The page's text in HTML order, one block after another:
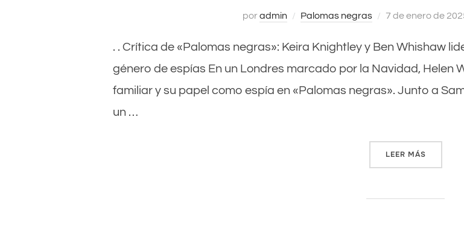
poradmin Palomas negras
Publicado
7 de enero de
. . Crítica de «Palomas negras»: Keira Knightley y Ben Whishaw
género de espías En un Londres marcado por la Navidad, Helen
familiar y su papel como espía en «Palomas negras». Junto a
un …
LEER MÁS